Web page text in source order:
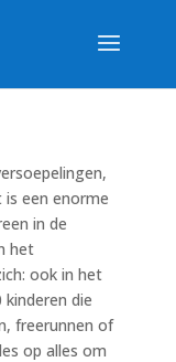
een enorme
in de
het
ook in het
die
freerunnen of
op alles om